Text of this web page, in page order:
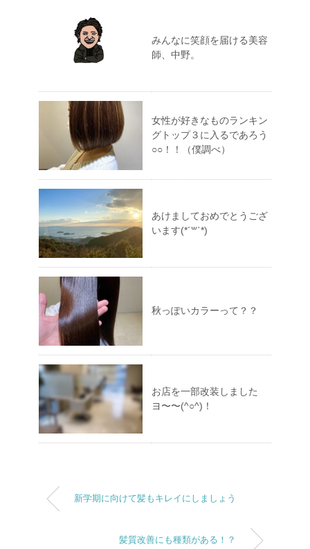
みんなに笑顔を届ける美容
師、中野。
女性が好きなものランキン
グトップ３に入るであろう
○○！！（僕調べ）
あけましておめでとうござ
います(*´꒳`*)
秋っぽいカラーって？？
お店を一部改装しました
ヨ〜〜(^○^)！
新学期に向けて髪もキレイにしましょう
髪質改善にも種類がある！？